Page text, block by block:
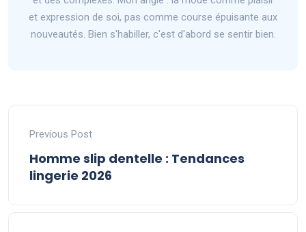
et expression de soi, pas comme course épuisante aux
nouveautés. Bien s'habiller, c'est d'abord se sentir bien.
Previous Post
Homme slip dentelle : Tendances
lingerie 2026